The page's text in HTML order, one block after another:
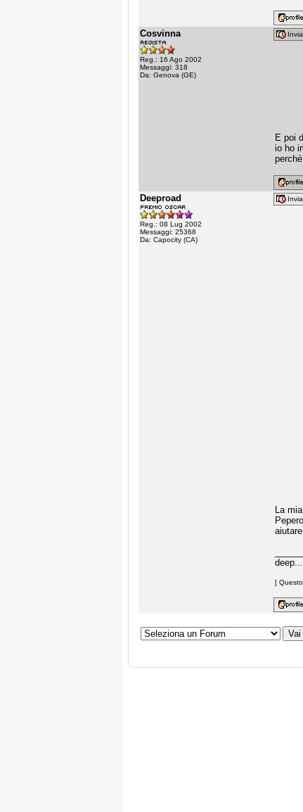
Cosvinna
Reg.: 16 Ago 2002
Messaggi: 318
Da: Genova (GE)
E poi
io ho
Deeproad
Reg.: 08 Lug 2002
Messaggi: 25368
Da: Capocity (CA)
La
[